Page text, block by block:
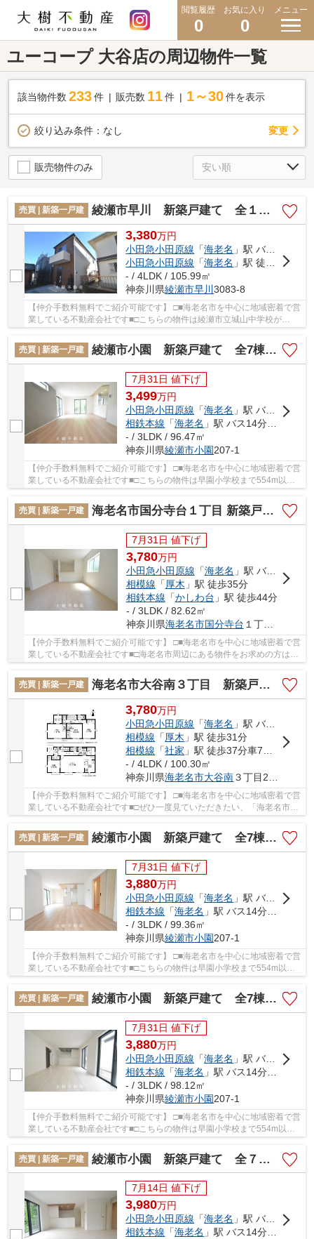
閲覧履歴
0
お気に入り
0
メニュー
ユーコープ 大谷店の周辺物件一覧
該当物件数 233件 販売数 11 件 1～30 件を表示
絞り込み条件： なし 変更
販売物件のみ
売買 | 新築一戸建 綾瀬市早川 新築戸建て 全１棟【仲介手数料無料】
3,380万円
小田急小田原線 「海老名 」駅 バス16分 「新橋（神奈川県）」 停歩3分
小田急小田原線 「海老名 」駅 徒歩27分
- / 4LDK / 105.99㎡
神奈川県綾瀬市早川3083-8
【仲介手数料無料でご紹介可能です】 □■海老名市を中心に地域密着で営
業している不動産会社です■□こちらの物件は綾瀬市立城山中学校が
売買 | 新築一戸建
綾瀬市小園 新築戸建て 全7棟【仲介手数料無料】
7月31日 値下げ
3,499万円
小田急小田原線 「海老名 」駅 バス14分 「小園バザール前」 停歩2分
相鉄本線 「海老名 」駅 バス14分 「小園バザール前」 停歩2分
- / 3LDK / 96.47㎡
神奈川県綾瀬市小園207-1
【仲介手数料無料でご紹介可能です】 □■海老名市を中心に地域密着で営
業している不動産会社です■□こちらの物件は早園小学校まで554m以内
売買 | 新築一戸建
海老名市国分寺台１丁目 新築戸建て 全2棟【仲介手数料無料】
7月31日 値下げ
3,780万円
小田急小田原線 「海老名 」駅 バス6分 「国分寺台第4」 停歩1分
相模線 「厚木 」駅 徒歩35分
相鉄本線 「かしわ台 」駅 徒歩44分
- / 3LDK / 82.62㎡
神奈川県海老名市国分寺台 １丁目17-30
【仲介手数料無料でご紹介可能です】 □■海老名市を中心に地域密着で営
業している不動産会社です■□海老名市周辺にある物件をお求めの方は
売買 | 新築一戸建
海老名市大谷南３丁目 新築戸建て 全１棟【仲介手数料無料】
3,780万円
小田急小田原線 「海老名 」駅 バス13分 「坂下」 停歩5分
相模線 「厚木 」駅 徒歩31分
相模線 「社家 」駅 徒歩37分車7分 3.1km
- / 4LDK / 100.30㎡
神奈川県海老名市大谷南３丁目29-36
【仲介手数料無料でご紹介可能です】 □■海老名市を中心に地域密着で営
業している不動産会社です■□ぜひ一度見ていただきたい、「海老名市大
売買 | 新築一戸建
綾瀬市小園 新築戸建て 全7棟【仲介手数料無料】
7月31日 値下げ
3,880万円
小田急小田原線 「海老名 」駅 バス14分 「小園バザール前」 停歩2分
相鉄本線 「海老名 」駅 バス14分 「小園バザール前」 停歩2分
- / 3LDK / 99.36㎡
神奈川県綾瀬市小園207-1
【仲介手数料無料でご紹介可能です】 □■海老名市を中心に地域密着で営
業している不動産会社です■□こちらの物件は早園小学校まで554m以内
にあるのがポイントです。地盤が弱いと大惨事に...
売買 | 新築一戸建
綾瀬市小園 新築戸建て 全7棟【仲介手数料無料】
7月31日 値下げ
3,880万円
小田急小田原線 「海老名 」駅 バス14分 「小園バザール前」 停歩2分
相鉄本線 「海老名 」駅 バス14分 「小園バザール前」 停歩2分
- / 3LDK / 98.12㎡
神奈川県綾瀬市小園207-1
【仲介手数料無料でご紹介可能です】 □■海老名市を中心に地域密着で営
業している不動産会社です■□こちらの物件は早園小学校まで554m以内
にあるのがポイントです。地盤が弱いと大惨事に...
売買 | 新築一戸建
綾瀬市小園 新築戸建て 全７棟【仲介手数料無料】
7月14日 値下げ
3,980万円
小田急小田原線 「海老名 」駅 バス14分 「小園バザール前」 停歩2分
相鉄本線 「海老名 」駅 バス14分 「小園バザール前」 停歩2分